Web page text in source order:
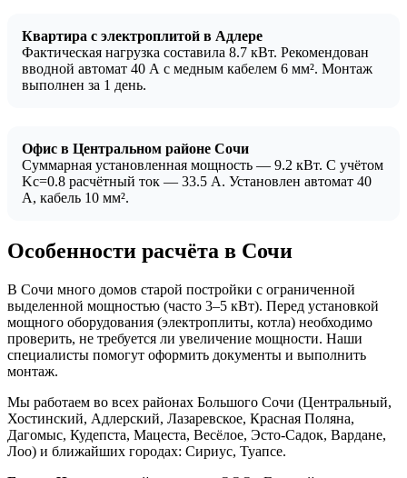
Квартира с электроплитой в Адлере
Фактическая нагрузка составила 8.7 кВт. Рекомендован
вводной автомат 40 А с медным кабелем 6 мм². Монтаж
выполнен за 1 день.
Офис в Центральном районе Сочи
Суммарная установленная мощность — 9.2 кВт. С учётом
Kc=0.8 расчётный ток — 33.5 А. Установлен автомат 40
А, кабель 10 мм².
Особенности расчёта в Сочи
В Сочи много домов старой постройки с ограниченной
выделенной мощностью (часто 3–5 кВт). Перед установкой
мощного оборудования (электроплиты, котла) необходимо
проверить, не требуется ли увеличение мощности. Наши
специалисты помогут оформить документы и выполнить
монтаж.
Мы работаем во всех районах Большого Сочи (Центральный,
Хостинский, Адлерский, Лазаревское, Красная Поляна,
Дагомыс, Кудепста, Мацеста, Весёлое, Эсто-Садок, Вардане,
Лоо) и ближайших городах: Сириус, Туапсе.